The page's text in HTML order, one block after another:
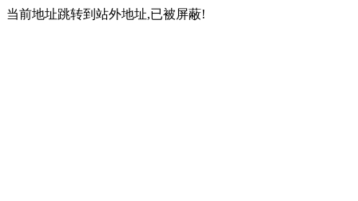
当前地址跳转到站外地址,已被屏蔽!